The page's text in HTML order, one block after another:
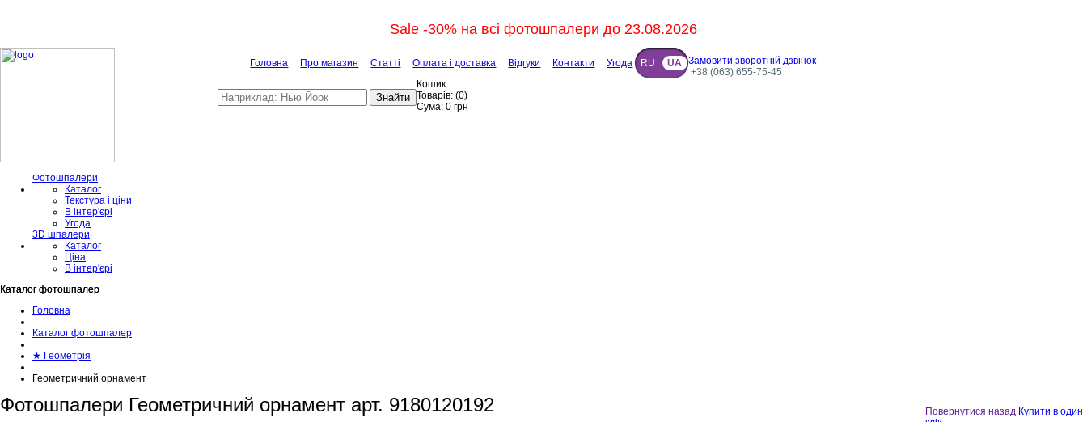
Sale -30% на всі фотошпалери до 23.08.2026
Головна Про магазин Статті Оплата і доставка Відгуки Контакти Угода RU UA Замовити зворотній дзвінок
+38 (063) 655-75-45
Знайти
Кошик
Товарів: (0)
Сума: 0 грн
Фотошпалери
Каталог
Текстура і ціни
В інтер'єрі
Угода
3D шпалери
Каталог
Ціна
В інтер'єрі
Каталог фотошпалер
Каталог фотошпалер
Головна
Каталог фотошпалер
★ Геометрія
Геометричний орнамент
Повернутися назад Купити в один
Фотошпалери Геометричний орнамент арт. 9180120192